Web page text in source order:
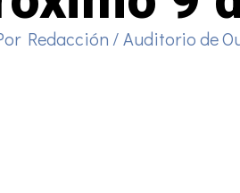
Redacción /Auditorio de